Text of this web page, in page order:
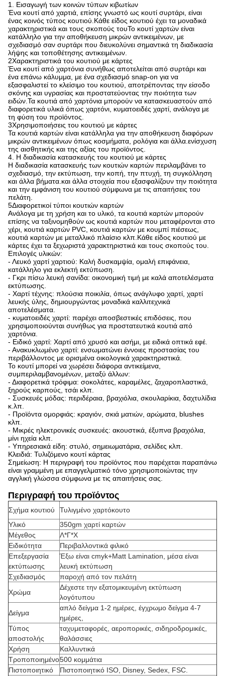
1. Εισαγωγή των κοινών τύπων κιβωτίων
Ένα κουτί από χαρτιά, επίσης γνωστό ως κουτί συρτάρι, είναι
ένας κοινός τύπος κουτιού.Κάθε είδος κουτιού έχει τα μοναδικά
χαρακτηριστικά και τους σκοπούς τουΤο κουτί χαρτών είναι
κατάλληλο για την αποθήκευση μικρών αντικειμένων, με
σχεδιασμό σαν συρτάρι που διευκολύνει σημαντικά τη διαδικασία
λήψης και τοποθέτησης αντικειμένων.
2Χαρακτηριστικά του κουτιού με κάρτες
Ένα κουτί από χαρτόνια συνήθως αποτελείται από συρτάρι και
ένα επάνω κάλυμμα, με ένα σχεδιασμό snap-on για να
εξασφαλιστεί το κλείσιμο του κουτιού, αποτρέποντας την είσοδο
σκόνης και υγρασίας και προστατεύοντας την ποιότητα των
ειδών.Τα κουτιά από χαρτόνια μπορούν να κατασκευαστούν από
διαφορετικά υλικά όπως χαρτόνι, κυματοειδές χαρτί, ανάλογα με
τη φύση του προϊόντος.
3Χρησιμοποιήσεις του κουτιού με κάρτες
Τα κουτιά καρτών είναι κατάλληλα για την αποθήκευση διαφόρων
μικρών αντικειμένων όπως κοσμήματα, ρολόγια και άλλα.ενίσχυση
της αισθητικής και της αξίας του προϊόντος.
4. Η διαδικασία κατασκευής του κουτιού με κάρτες
Η διαδικασία κατασκευής των κουτιών καρτών περιλαμβάνει το
σχεδιασμό, την εκτύπωση, την κοπή, την πτυχή, τη συγκόλληση
και άλλα βήματα.και άλλα στοιχεία που εξασφαλίζουν την ποιότητα
και την εμφάνιση του κουτιού σύμφωνα με τις απαιτήσεις του
πελάτη.
5Διαφορετικοί τύποι κουτιών καρτών
Ανάλογα με τη χρήση και το υλικό, τα κουτιά καρτών μπορούν
επίσης να ταξινομηθούν ως κουτιά καρτών που μεταφέρονται στο
χέρι, κουτιά καρτών PVC, κουτιά καρτών με κουμπί πιέσεως,
κουτιά καρτών με μεταλλικό πλαίσιο κλπ.Κάθε είδος κουτιού με
κάρτες έχει τα ξεχωριστά χαρακτηριστικά και τους σκοπούς του.
Επιλογές υλικών:
- Λευκό χαρτί χαρτιού: Καλή δυσκαμψία, ομαλή επιφάνεια,
κατάλληλο για εκλεκτή εκτύπωση.
- Γκρι πίσω λευκή σανίδα: οικονομική τιμή με καλά αποτελέσματα
εκτύπωσης.
- Χαρτί τέχνης: πλούσια ποικιλία, όπως ανάγλυφο χαρτί, χαρτί
λευκής ύλης, δημιουργώντας μοναδικά καλλιτεχνικά
αποτελέσματα.
- κυματοειδές χαρτί: παρέχει αποσβεστικές επιδόσεις, που
χρησιμοποιούνται συνήθως για προστατευτικά κουτιά από
χαρτόνια.
- Ειδικό χαρτί: Χαρτί από χρυσό και ασήμι, με ειδικά οπτικά εφέ.
- Ανακυκλωμένο χαρτί: ενσωματώνει έννοιες προστασίας του
περιβάλλοντος με ορισμένα οικολογικά χαρακτηριστικά.
Το κουτί μπορεί να χωρέσει διάφορα αντικείμενα,
συμπεριλαμβανομένων, μεταξύ άλλων:
- Διαφορετικά τρόφιμα: σοκολάτες, καραμέλες, ζαχαροπλαστικά,
ξηρούς καρπούς, τσάι κλπ.
- Συσκευές μόδας: περιδέραια, βραχιόλια, σκουλαρίκια, δαχτυλίδια
κ.λπ.
- Προϊόντα ομορφιάς: κραγιόν, σκιά ματιών, αρώματα, blushes
κλπ.
- Μικρές ηλεκτρονικές συσκευές: ακουστικά, έξυπνα βραχιόλια,
μίνι ηχεία κλπ.
- Υπηρεσιακά είδη: στυλό, σημειωματάρια, σελίδες κλπ.
Κλειδιά: Τυλιζόμενο κουτί κάρτας
Σημείωση: Η περιγραφή του προϊόντος που παρέχεται παραπάνω
είναι γραμμένη με επαγγελματικό τόνο χρησιμοποιώντας την
αγγλική γλώσσα σύμφωνα με τις απαιτήσεις σας.
Περιγραφή του προϊόντος
Σχήμα κουτιού
Τυλιγμένο χαρτόκουτο
Υλικό
350gm χαρτί καρτών
Μέγεθος
Λ*Γ*Χ
Ειδικότητα
Περιβαλλοντικά φιλικό
Επεξεργασία
εκτύπωσης
Έξω είναι cmyk+Matt Lamination, μέσα είναι
λευκή εκτύπωση
Σχεδιασμός
παροχή από τον πελάτη
Χρώμα
Δέχεστε την εξατομικευμένη εκτύπωση
λογότυπου
Δείγμα
απλό δείγμα 1-2 ημέρες, έγχρωμο δείγμα 4-7
ημέρες,
Τύπος
αποστολής
ταχυμεταφορές, αεροπορικές, σιδηροδρομικές,
θαλάσσιες
Χρήση
Καλλυντικά
Τροποποιημένο500 κομμάτια
Πιστοποιητικό
Πιστοποιητικό ISO, Disney, Sedex, FSC.